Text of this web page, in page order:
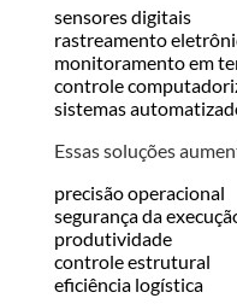
sensores digitais
rastreamento
monitoramento em
controle
sistemas
Essas soluções
precisão operacional
segurança da
produtividade
controle estrutural
eficiência logística